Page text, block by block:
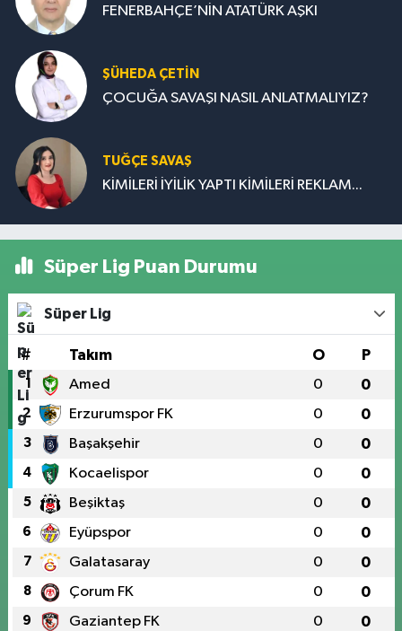
FENERBAHÇE’NİN ATATÜRK AŞKI
ŞÜHEDA ÇETİN
ÇOCUĞA SAVAŞI NASIL ANLATMALIYIZ?
TUĞÇE SAVAŞ
KİMİLERİ İYİLİK YAPTI KİMİLERİ REKLAM...
Süper Lig Puan Durumu
Süper Lig
# Takım O P
1 Amed 0 0
2 Erzurumspor FK 0 0
3 Başakşehir 0 0
4 Kocaelispor 0 0
5 Beşiktaş 0 0
6 Eyüpspor 0 0
7 Galatasaray 0 0
8 Çorum FK 0 0
9 Gaziantep FK 0 0